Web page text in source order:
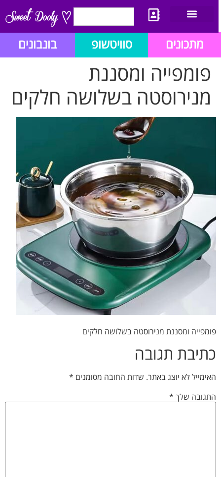
מתכונים סוויטשופ בונבונים
פומפייה ומסננת
מנירוסטה בשלושה חלקים
פומפייה ומסננת מנירוסטה בשלושה חלקים
כתיבת תגובה
האימייל לא יוצג באתר. שדות החובה מסומנים *
התגובה שלך*